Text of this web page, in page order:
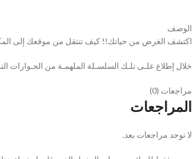
الوصف
اكتشف الغرض من حياتك!! كيف تنتقل من موقعك إلى
خلال إطلاع علـى تلـك السلسـلة الملهمـة من
مراجعات (0)
المراجعات
لا توجد مراجعات بعد.